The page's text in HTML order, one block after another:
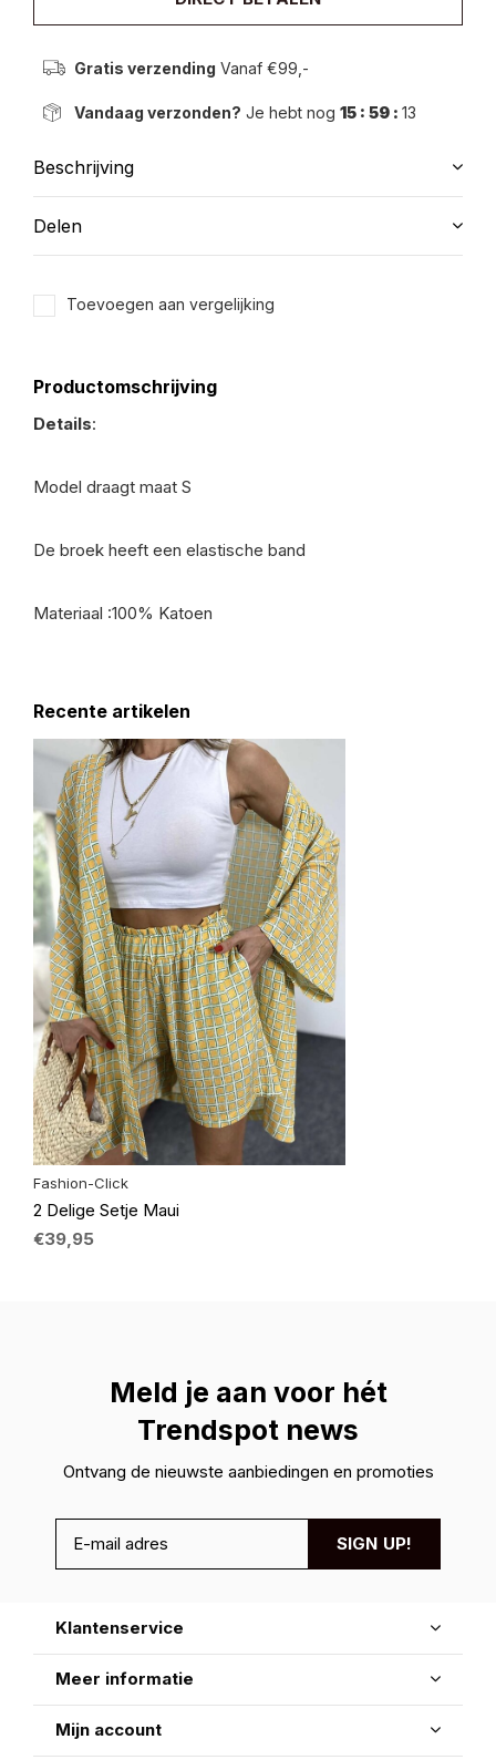
Gratis verzending Vanaf €99,-
Vandaag verzonden? Je hebt nog 15 : 59 : 13
Beschrijving
Delen
Toevoegen aan vergelijking
Productomschrijving
Details:
Model draagt maat S
De broek heeft een elastische band
Materiaal :100% Katoen
Recente artikelen
Fashion-Click
2 Delige Setje Maui
€39,95
Meld je aan voor hét
Trendspot news
Ontvang de nieuwste aanbiedingen en promoties
SIGN UP!
Klantenservice
Meer informatie
Mijn account